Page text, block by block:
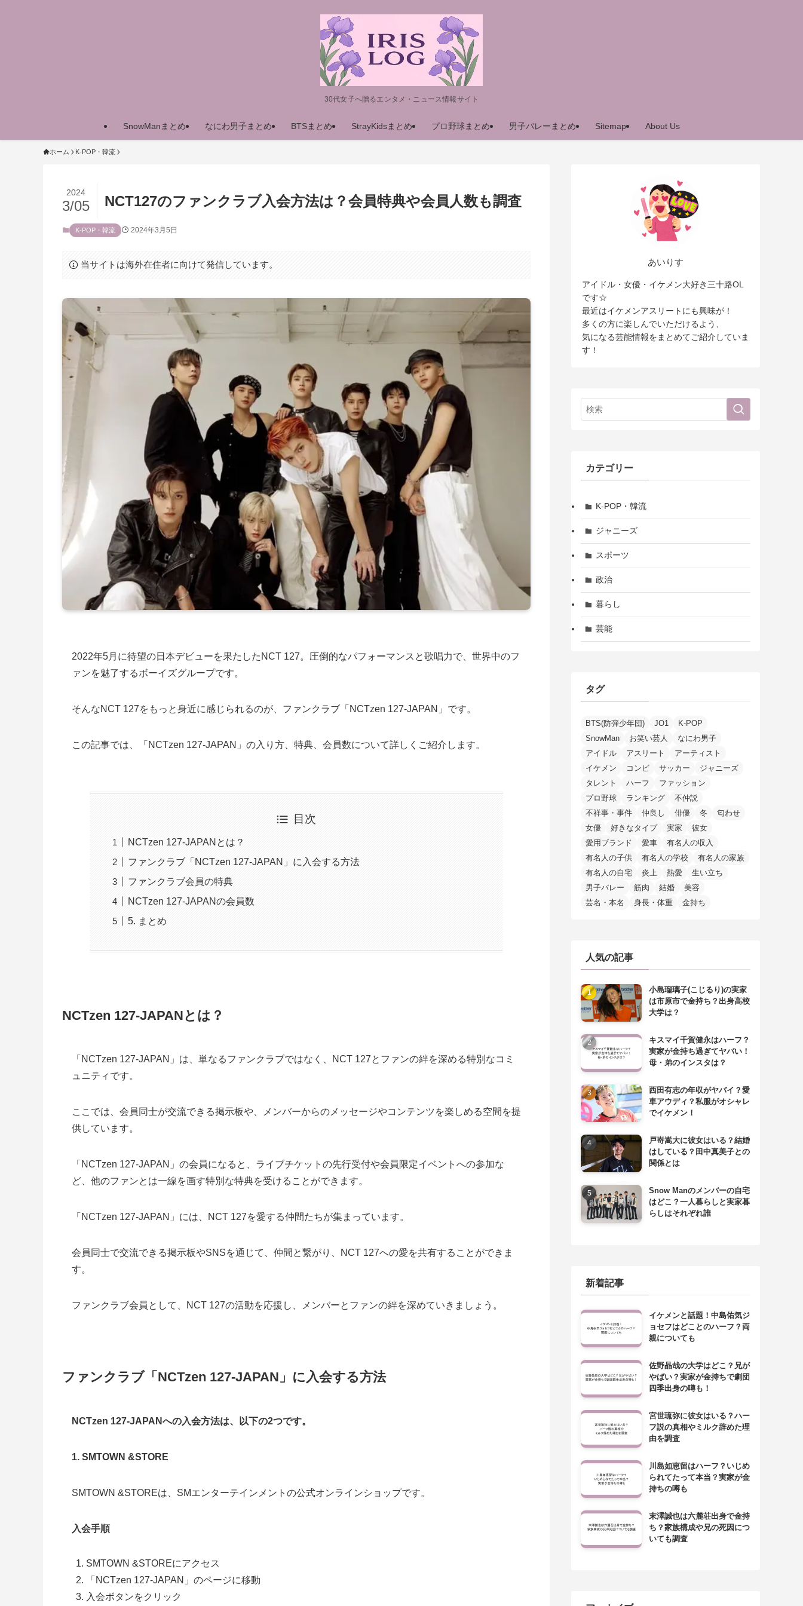
30代女子へ贈るエンタメ・ニュース情報サイト
SnowManまとめ なにわ男子まとめ BTSまとめ StrayKidsまとめ プロ野球まとめ 男子バレーまとめ Sitemap About Us
ホーム K-POP・韓流
NCT127のファンクラブ入会方法は？会員特典や会員人数も調査
2024
3/05
K-POP・韓流 2024年3月5日
当サイトは海外在住者に向けて発信しています。
2022年5月に待望の日本デビューを果たしたNCT 127。圧倒的なパフォーマンスと歌唱力で、世界中のフ
ァンを魅了するボーイズグループです。
そんなNCT 127をもっと身近に感じられるのが、ファンクラブ「NCTzen 127-JAPAN」です。
この記事では、「NCTzen 127-JAPAN」の入り方、特典、会員数について詳しくご紹介します。
目次
NCTzen 127-JAPANとは？
ファンクラブ「NCTzen 127-JAPAN」に入会する方法
ファンクラブ会員の特典
NCTzen 127-JAPANの会員数
5. まとめ
NCTzen 127-JAPANとは？
「NCTzen 127-JAPAN」は、単なるファンクラブではなく、NCT 127とファンの絆を深める特別なコミ
ュニティです。
ここでは、会員同士が交流できる掲示板や、メンバーからのメッセージやコンテンツを楽しめる空間を提
供しています。
「NCTzen 127-JAPAN」の会員になると、ライブチケットの先行受付や会員限定イベントへの参加な
ど、他のファンとは一線を画す特別な特典を受けることができます。
「NCTzen 127-JAPAN」には、NCT 127を愛する仲間たちが集まっています。
会員同士で交流できる掲示板やSNSを通じて、仲間と繋がり、NCT 127への愛を共有することができま
す。
ファンクラブ会員として、NCT 127の活動を応援し、メンバーとファンの絆を深めていきましょう。
ファンクラブ「NCTzen 127-JAPAN」に入会する方法
NCTzen 127-JAPANへの入会方法は、以下の2つです。
1. SMTOWN &STORE
SMTOWN &STOREは、SMエンターテインメントの公式オンラインショップです。
入会手順
SMTOWN &STOREにアクセス
「NCTzen 127-JAPAN」のページに移動
入会ボタンをクリック
あいりす
アイドル・女優・イケメン大好き三十路OL
です☆
最近はイケメンアスリートにも興味が！
多くの方に楽しんでいただけるよう、
気になる芸能情報をまとめてご紹介していま
す！
カテゴリー
K-POP・韓流
ジャニーズ
スポーツ
政治
暮らし
芸能
タグ
BTS(防弾少年団) JO1
K-POP
SnowMan
お笑い芸人
なにわ男子
アイドル
アスリート
アーティスト
イケメン
コンビ サッカー
ジャニーズ
タレント
ハーフ
ファッション
プロ野球
ランキング
不仲説
不祥事・事件
仲良し 俳優 冬
匂わせ
女優
好きなタイプ 実家
彼女
愛用ブランド
愛車
有名人の収入
有名人の子供
有名人の学校
有名人の家族
有名人の自宅
炎上 熱愛
生い立ち
男子バレー
筋肉 結婚
美容
芸名・本名
身長・体重 金持ち
人気の記事
小島瑠璃子(こじるり)の実家
は市原市で金持ち？出身高校
大学は？
キスマイ千賀健永はハーフ？
実家が金持ち過ぎてヤバい！
母・弟のインスタは？
西田有志の年収がヤバイ？愛
車アウディ？私服がオシャレ
でイケメン！
戸嵜嵩大に彼女はいる？結婚
はしている？田中真美子との
関係とは
Snow Manのメンバーの自宅
はどこ？一人暮らしと実家暮
らしはそれぞれ誰
新着記事
イケメンと話題！中島佑気ジ
ョセフはどことのハーフ？両
親についても
佐野晶哉の大学はどこ？兄が
やばい？実家が金持ちで劇団
四季出身の噂も！
宮世琉弥に彼女はいる？ハー
フ説の真相やミルク辞めた理
由を調査
川島如恵留はハーフ？いじめ
られてたって本当？実家が金
持ちの噂も
末澤誠也は六麓荘出身で金持
ち？家族構成や兄の死因につ
いても調査